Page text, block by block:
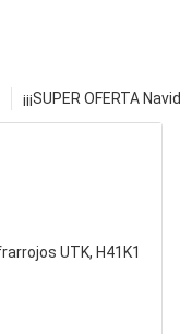
¡¡¡SUPER OFERTA